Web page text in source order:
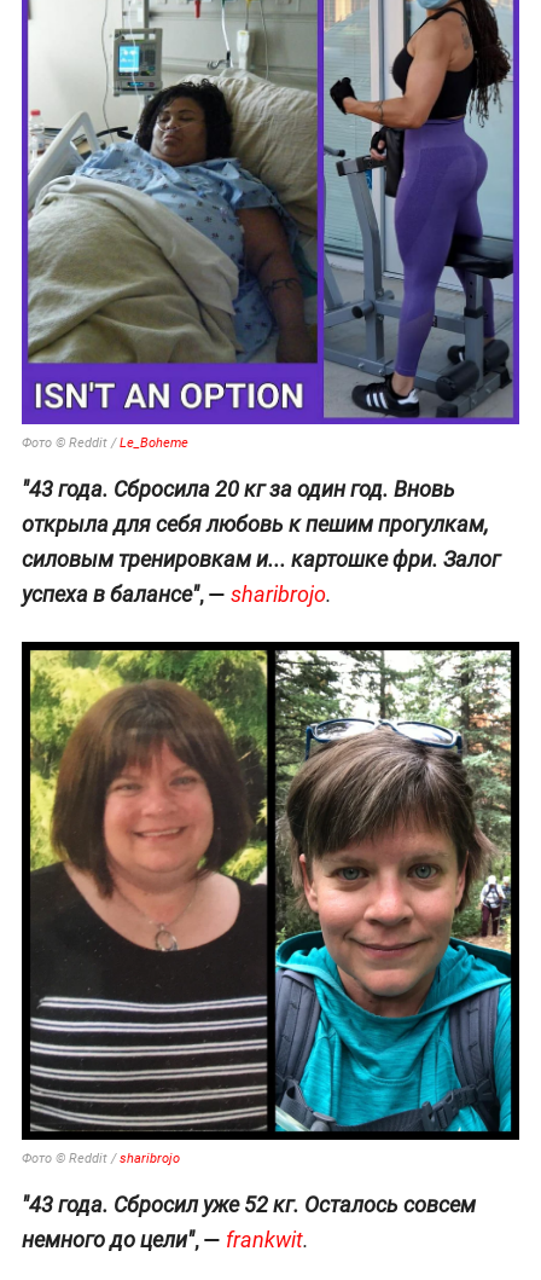
Фото © Reddit /Le_Boheme
"43 года. Сбросила 20 кг за один год. Вновь
открыла для себя любовь к пешим прогулкам,
силовым тренировкам и... картошке фри. Залог
успеха в балансе", — sharibrojo.
Фото © Reddit /sharibrojo
"43 года. Сбросил уже 52 кг. Осталось совсем
немного до цели", — frankwit.